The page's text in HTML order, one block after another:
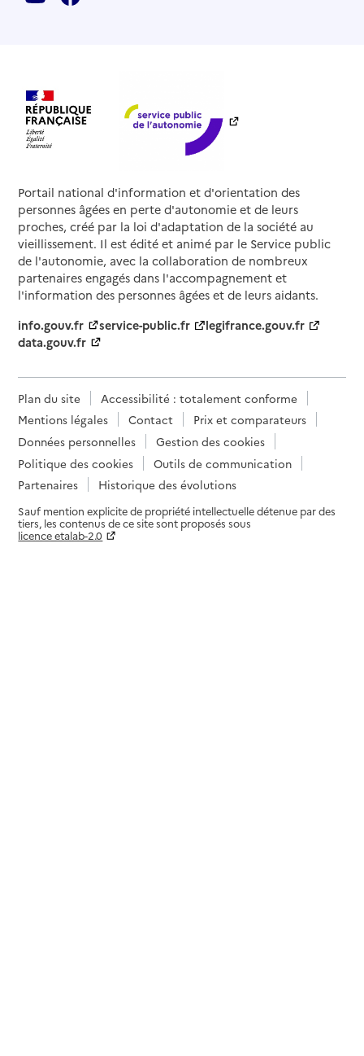
Portail national d'information et d'orientation des
personnes âgées en perte d'autonomie et de leurs
proches, créé par la loi d'adaptation de la société au
vieillissement. Il est édité et animé par le Service public
de l'autonomie, avec la collaboration de nombreux
partenaires engagés dans l'accompagnement et
l'information des personnes âgées et de leurs aidants.
info.gouv.fr
service-public.fr
legifrance.gouv.fr
data.gouv.fr
Plan du site
Accessibilité : totalement conforme
Mentions légales
Contact
Prix et comparateurs
Données personnelles
Gestion des cookies
Politique des cookies
Outils de communication
Partenaires
Historique des évolutions
Sauf mention explicite de propriété intellectuelle détenue par des
tiers, les contenus de ce site sont proposés sous
licence etalab-2.0